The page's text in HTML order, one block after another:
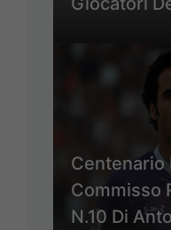
Centenario
Commisso
N.10 Di